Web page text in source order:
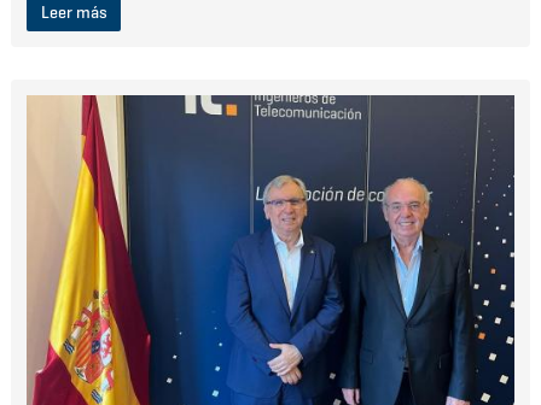
Leer más